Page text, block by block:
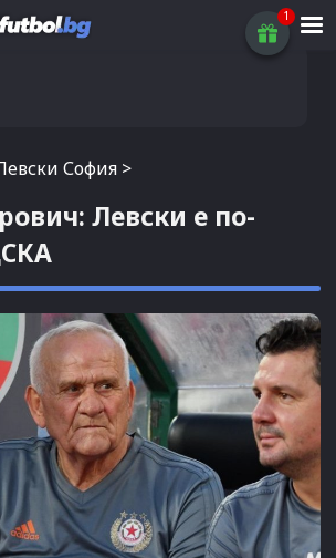
София >
Левски е по-